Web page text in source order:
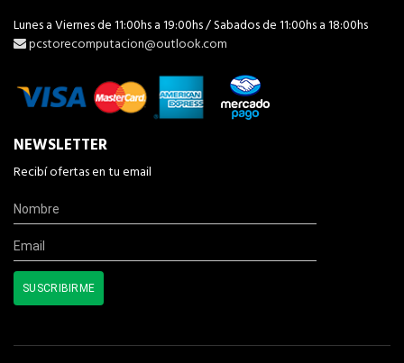
Lunes a Viernes de 11:00hs a 19:00hs / Sabados de 11:00hs a 18:00hs
pcstorecomputacion@outlook.com
NEWSLETTER
Recibí ofertas en tu email